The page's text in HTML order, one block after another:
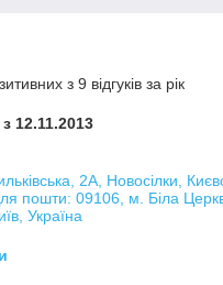
з 9 відгуків за рік
12.11.2013
2А, Новосілки,
пошти: 09106, м. Біла
Україна